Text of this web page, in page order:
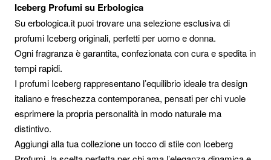
Iceberg Profumi su Erbologica
Su erbologica.it puoi trovare una selezione esclusiva di
profumi Iceberg originali, perfetti per uomo e donna.
Ogni fragranza è garantita, confezionata con cura e spedita in
tempi rapidi.
I profumi Iceberg rappresentano l’equilibrio ideale tra design
italiano e freschezza contemporanea, pensati per chi vuole
esprimere la propria personalità in modo naturale ma
distintivo.
Aggiungi alla tua collezione un tocco di stile con Iceberg